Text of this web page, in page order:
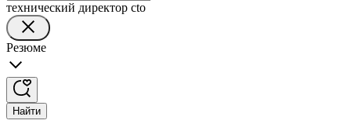
технический директор cto
Резюме
Найти